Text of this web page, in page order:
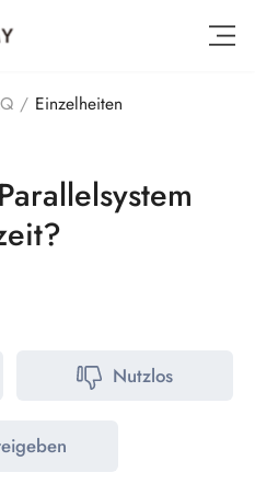
/ Einzelheiten
Nutzlos